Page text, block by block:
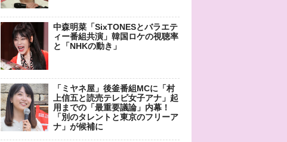
中森明菜「SixTONESとバラエテ
ィー番組共演」韓国ロケの視聴率
と「NHKの動き」
「ミヤネ屋」後釜番組MCに「村
上信五と読売テレビ女子アナ」起
用までの「最重要議論」内幕！
「別のタレントと東京のフリーア
ナ」が候補に